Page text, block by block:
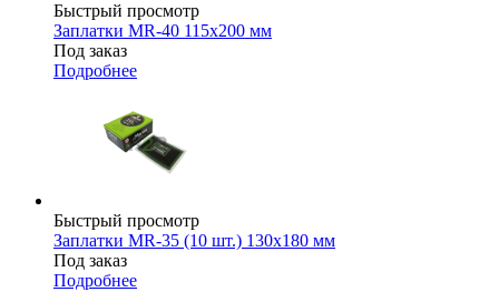
Быстрый просмотр
Заплатки MR-40 115х200 мм
Под заказ
Подробнее
Быстрый просмотр
Заплатки MR-35 (10 шт.) 130х180 мм
Под заказ
Подробнее